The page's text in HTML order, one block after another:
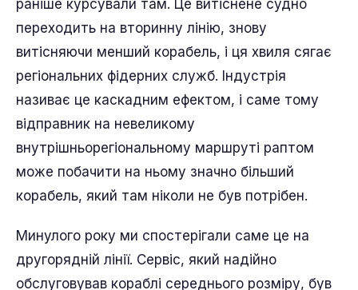
раніше курсували там. Це витіснене судно
переходить на вторинну лінію, знову
витісняючи менший корабель, і ця хвиля сягає
регіональних фідерних служб. Індустрія
називає це каскадним ефектом, і саме тому
відправник на невеликому
внутрішньорегіональному маршруті раптом
може побачити на ньому значно більший
корабель, який там ніколи не був потрібен.
Минулого року ми спостерігали саме це на
другорядній лінії. Сервіс, який надійно
обслуговував кораблі середнього розміру, був